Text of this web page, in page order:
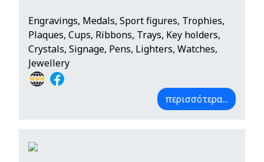
Engravings, Medals, Sport figures, Trophies,
Plaques, Cups, Ribbons, Trays, Key holders,
Crystals, Signage, Pens, Lighters, Watches,
Jewellery
περισσότερα...